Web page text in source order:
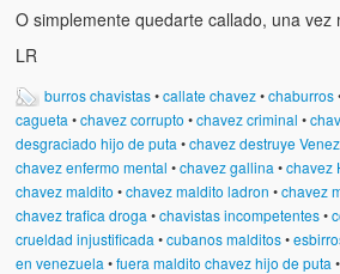
O simplemente quedarte callado, una vez
LR
burros chavistas•callate chavez•chaburros
cagueta •chavez corrupto •chavez criminal •
desgraciado hijo de puta •chavez destruye
chavez enfermo mental •chavez gallina •chavez
chavez maldito •chavez maldito ladron •chavez
chavez trafica droga •chavistas incompetentes•
crueldad injustificada •cubanos malditos•
en venezuela •fuera maldito chavez hijo de puta